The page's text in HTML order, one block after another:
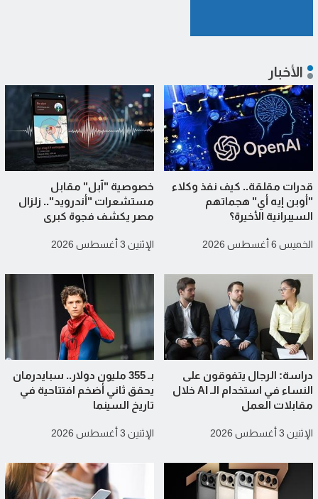
الأخبار
قدرات مقلقة.. كيف نفذ وكلاء
"أوبن إيه أي" هجماتهم
السيبرانية الأخيرة؟
الخميس 6 أغسطس 2026
خصوصية "آبل" مقابل
مستشعرات "أندرويد".. زلزال
مصر يكشف فجوة كبرى
الإثنين 3 أغسطس 2026
دراسة: الرجال يتفوقون على
النساء في استخدام الـ AI خلال
مقابلات العمل
الإثنين 3 أغسطس 2026
بـ 355 مليون دولار.. سبايدرمان
يحقق ثاني أضخم افتتاحية في
تاريخ السينما
الإثنين 3 أغسطس 2026